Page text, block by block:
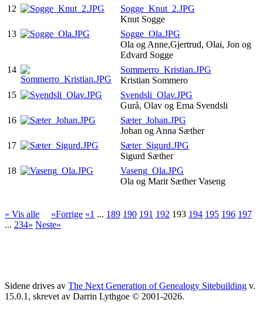
12
Sogge_Knut_2.JPG
Knut Sogge
13
Sogge_Ola.JPG
Ola og Anne,Gjertrud, Olai, Jon og
Edvard Sogge
14
Sommerro_Kristian.JPG
Kristian Sommero
15
Svendsli_Olav.JPG
Gurå, Olav og Erna Svendsli
16
Sæter_Johan.JPG
Johan og Anna Sæther
17
Sæter_Sigurd.JPG
Sigurd Sæther
18
Vaseng_Ola.JPG
Ola og Marit Sæther Vaseng
» Vis alle «Forrige «1 ... 189 190 191 192 193 194 195 196 197
... 234» Neste»
Sidene drives av The Next Generation of Genealogy Sitebuilding v.
15.0.1, skrevet av Darrin Lythgoe © 2001-2026.